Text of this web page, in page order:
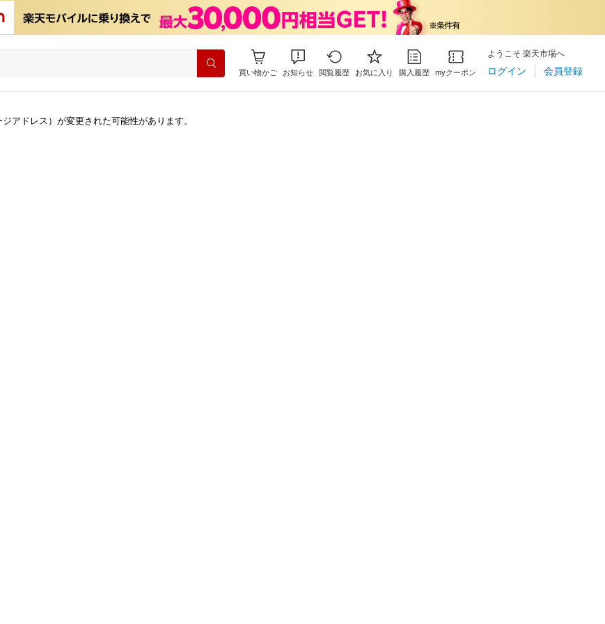
買い物かご お知らせ 閲覧履歴 お気に入り 購入履歴 myクーポン
ようこそ 楽天市場へ
ログイン 会員登録
アドレス）が変更された可能性があります。